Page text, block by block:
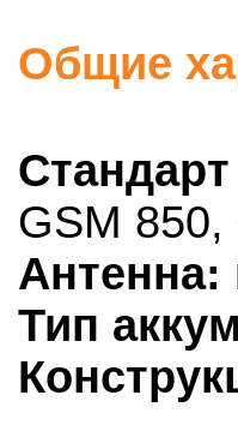
Общие
GSM
Антенна:
Тип